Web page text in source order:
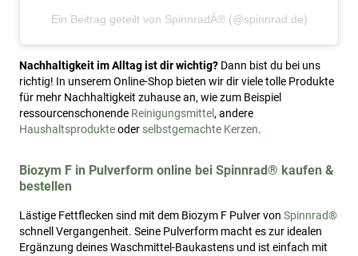
Ein Beitrag geteilt von SpinnradÂ® (@spinnrad.de)
Nachhaltigkeit im Alltag ist dir wichtig? Dann bist du bei uns
richtig! In unserem Online-Shop bieten wir dir viele tolle Produkte
für mehr Nachhaltigkeit zuhause an, wie zum Beispiel
ressourcenschonende Reinigungsmittel, andere
Haushaltsprodukteoder selbstgemachte Kerzen.
Biozym F in Pulverform online bei Spinnrad® kaufen &
bestellen
Lästige Fettflecken sind mit dem Biozym F Pulver von Spinnrad®
schnell Vergangenheit. Seine Pulverform macht es zur idealen
Ergänzung deines Waschmittel-Baukastens und ist einfach mit